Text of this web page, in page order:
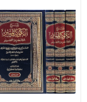
مطرزات
حقائب
حلي
عناية
بالذات
صابون
بلا
حدود
وفرات
عن
الشركة
سياسة
الشركة
فيديوهات
حسابك
لائحة
الأمنيات
عربة